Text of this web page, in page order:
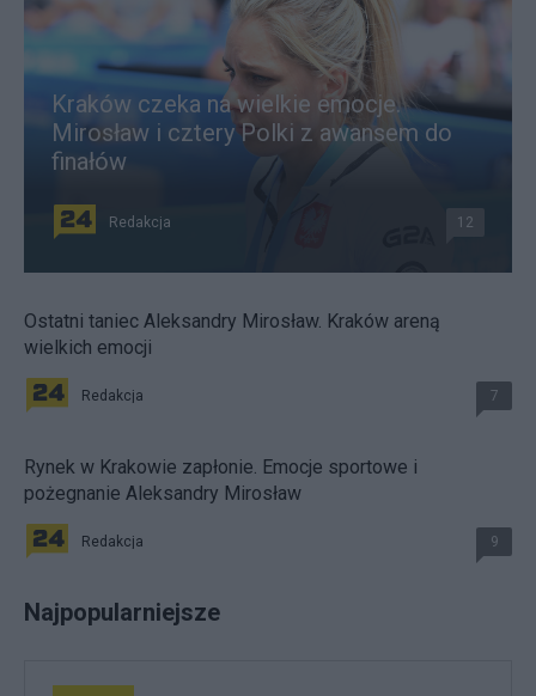
Kraków czeka na wielkie emocje.
Mirosław i cztery Polki z awansem do
finałów
Redakcja 12
Ostatni taniec Aleksandry Mirosław. Kraków areną
wielkich emocji
Redakcja 7
Rynek w Krakowie zapłonie. Emocje sportowe i
pożegnanie Aleksandry Mirosław
Redakcja 9
Najpopularniejsze